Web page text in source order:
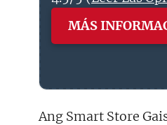
MÁS
Ang Smart Store